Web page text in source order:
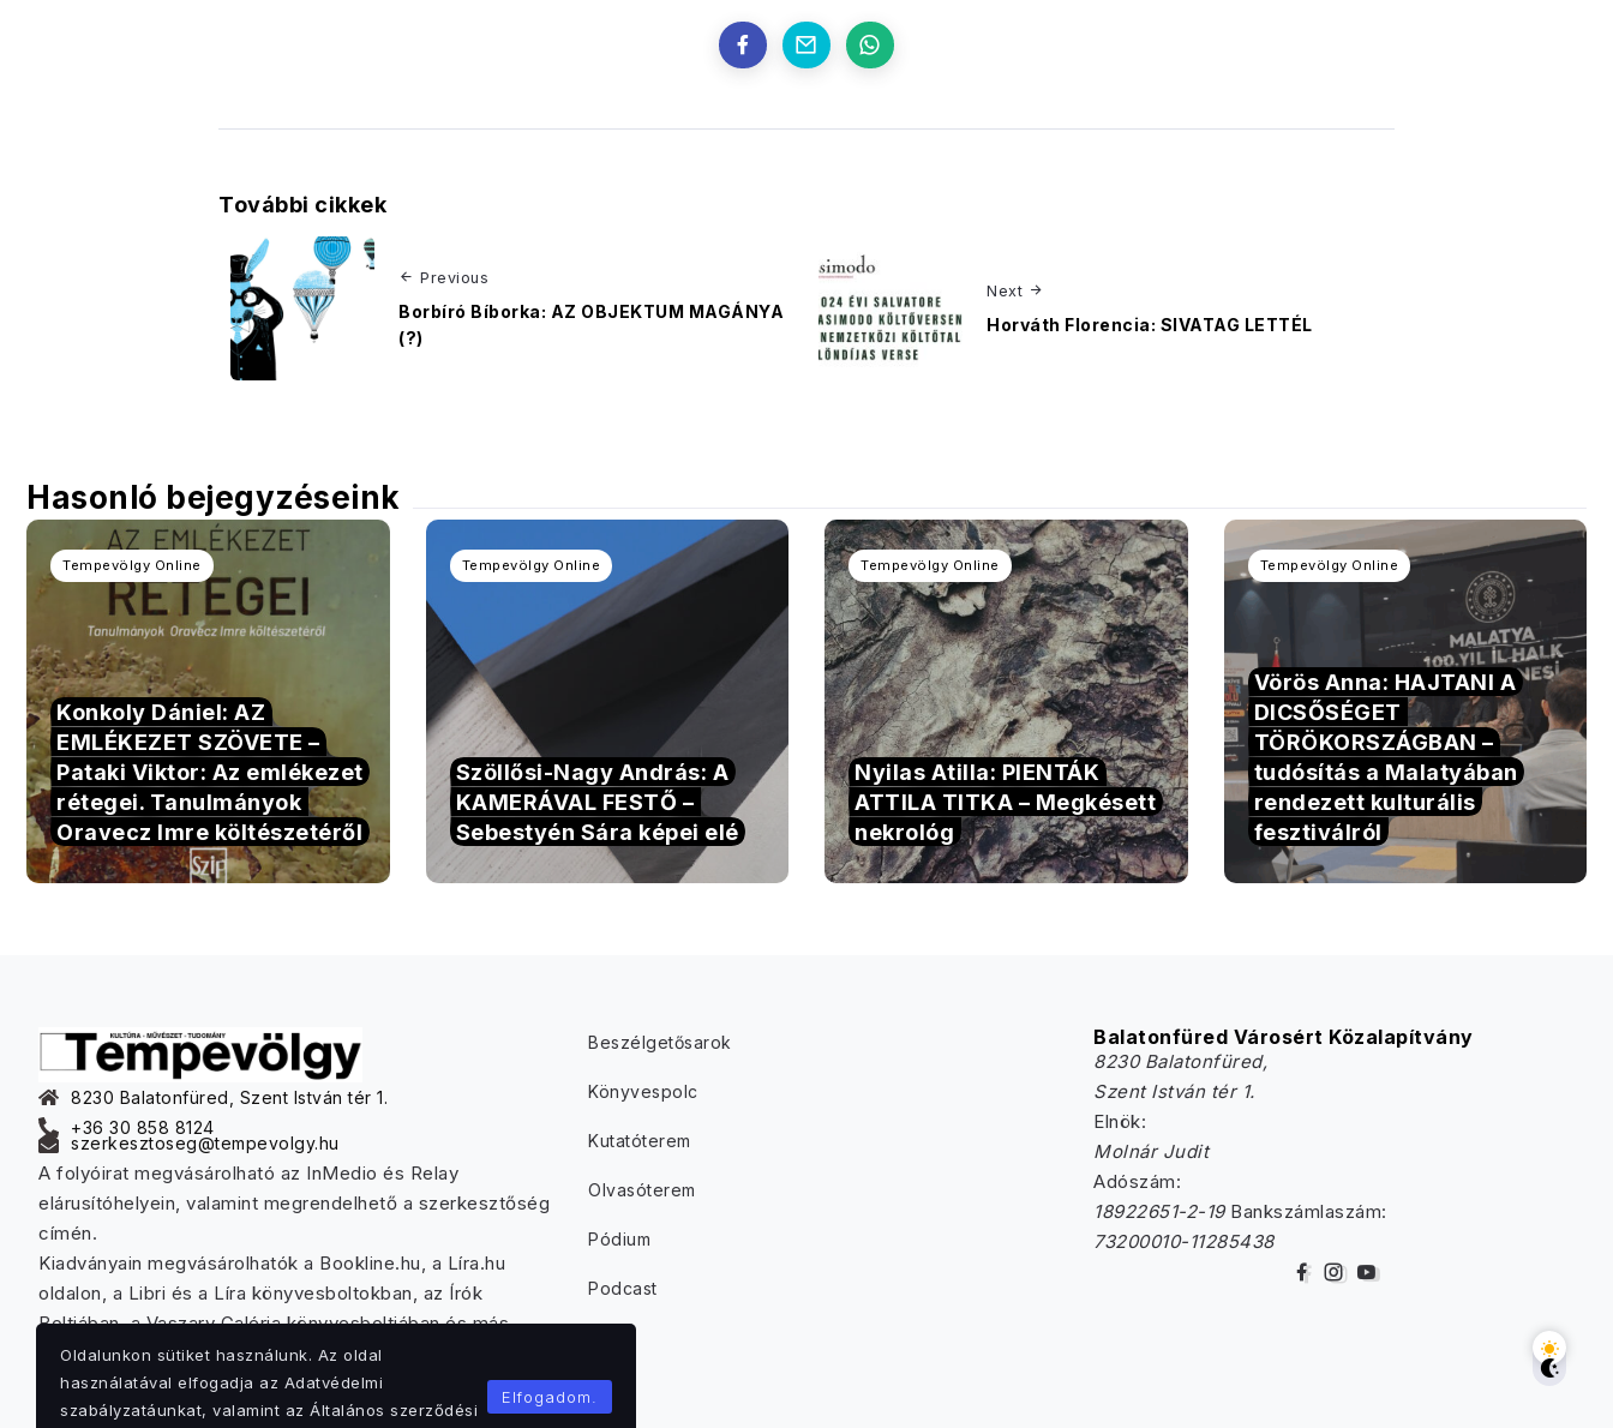
További cikkek
Previous
Borbíró Bíborka: AZ OBJEKTUM MAGÁNYA
(?)
Next
Horváth Florencia: SIVATAG LETTÉL
Hasonló bejegyzéseink
Tempevölgy Online
Konkoly Dániel: AZ
EMLÉKEZET SZÖVETE –
Pataki Viktor: Az emlékezet
rétegei. Tanulmányok
Oravecz Imre költészetéről
Tempevölgy Online
Szöllősi-Nagy András: A
KAMERÁVAL FESTŐ –
Sebestyén Sára képei elé
Tempevölgy Online
Nyilas Atilla: PIENTÁK
ATTILA TITKA – Megkésett
nekrológ
Tempevölgy Online
Vörös Anna: HAJTANI A
DICSŐSÉGET
TÖRÖKORSZÁGBAN –
tudósítás a Malatyában
rendezett kulturális
fesztiválról
8230 Balatonfüred, Szent István tér 1.
+36 30 858 8124
szerkesztoseg@tempevolgy.hu
A folyóirat megvásárolható az InMedio és Relay
elárusítóhelyein, valamint megrendelhető a szerkesztőség
címén.
Kiadványain megvásárolhatók a Bookline.hu, a Líra.hu
oldalon, a Libri és a Líra könyvesboltokban, az Írók
Boltjában, a Vaszary Galéria könyvesboltjában és más
könyvárusító helyeken.
Beszélgetősarok
Könyvespolc
Kutatóterem
Olvasóterem
Pódium
Podcast
Balatonfüred Városért Közalapítvány
8230 Balatonfüred,
Szent István tér 1.
Elnök:
Molnár Judit
Adószám:
18922651-2-19Bankszámlaszám:
73200010-11285438
Oldalunkon sütiket használunk. Az oldal
használatával elfogadja az Adatvédelmi
szabályzatáunkat, valamint az Általános szerződési
Elfogadom.